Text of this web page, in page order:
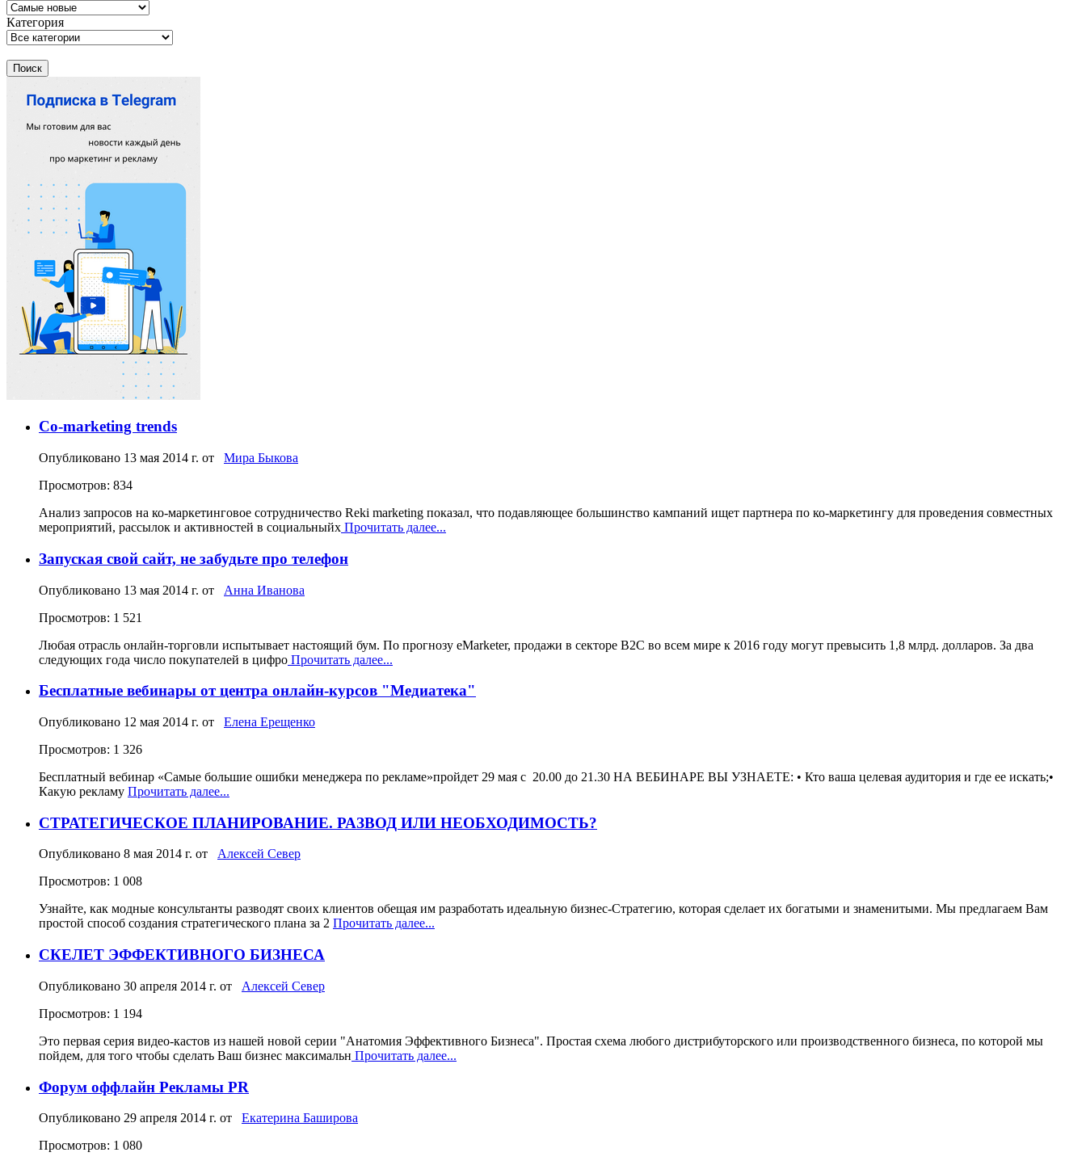
Категория
Поиск
Co-marketing trends
Опубликовано 13 мая 2014 г. от Мира Быкова
Просмотров: 834
Анализ запросов на ко-маркетинговое сотрудничество Reki marketing показал, что подавляющее большинство кампаний ищет партнера по ко-маркетингу для проведения совместных
мероприятий, рассылок и активностей в социальныйх Прочитать далее...
Запуская свой сайт, не забудьте про телефон
Опубликовано 13 мая 2014 г. от Анна Иванова
Просмотров: 1 521
Любая отрасль онлайн-торговли испытывает настоящий бум. По прогнозу eMarketer, продажи в секторе B2C во всем мире к 2016 году могут превысить 1,8 млрд. долларов. За два
следующих года число покупателей в цифро Прочитать далее...
Бесплатные вебинары от центра онлайн-курсов "Медиатека"
Опубликовано 12 мая 2014 г. от Елена Ерещенко
Просмотров: 1 326
Бесплатный вебинар «Самые большие ошибки менеджера по рекламе»пройдет 29 мая с 20.00 до 21.30 НА ВЕБИНАРЕ ВЫ УЗНАЕТЕ: • Кто ваша целевая аудитория и где ее искать;•
Какую рекламу Прочитать далее...
СТРАТЕГИЧЕСКОЕ ПЛАНИРОВАНИЕ. РАЗВОД ИЛИ НЕОБХОДИМОСТЬ?
Опубликовано 8 мая 2014 г. от Алексей Север
Просмотров: 1 008
Узнайте, как модные консультанты разводят своих клиентов обещая им разработать идеальную бизнес-Стратегию, которая сделает их богатыми и знаменитыми. Мы предлагаем Вам
простой способ создания стратегического плана за 2 Прочитать далее...
СКЕЛЕТ ЭФФЕКТИВНОГО БИЗНЕСА
Опубликовано 30 апреля 2014 г. от Алексей Север
Просмотров: 1 194
Это первая серия видео-кастов из нашей новой серии "Анатомия Эффективного Бизнеса". Простая схема любого дистрибуторского или производственного бизнеса, по которой мы
пойдем, для того чтобы сделать Ваш бизнес максимальн Прочитать далее...
Форум оффлайн Рекламы PR
Опубликовано 29 апреля 2014 г. от Екатерина Баширова
Просмотров: 1 080